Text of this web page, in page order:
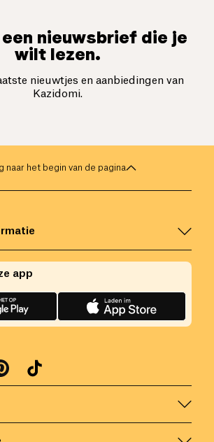
nieuwsbrief die je
wilt lezen.
nieuwtjes en aanbiedingen van
Kazidomi.
naar het begin van de pagina
app